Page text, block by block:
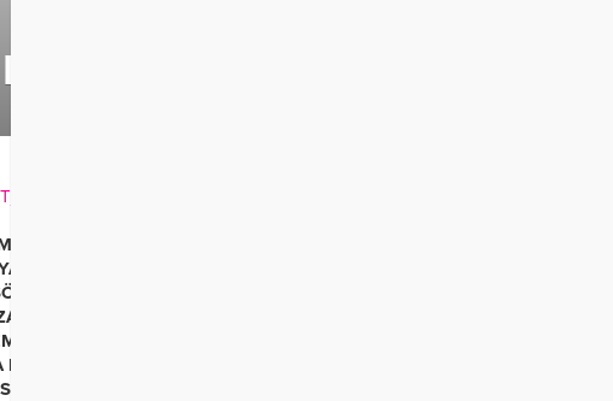
MUNKANÉLKÜLISÉGÉT!
ÉS PÉNZÜGYI NEHÉZSÉGEKET KETTEN ÖSSZEFOGVA
OLDHATJÁTOK MEG, MIKÖZBEN ÖSSZETARTOZÁSOTOK
ÉS ÚJRA SIKERESNEK ÉREZHETITEK SZÖVETSÉGETEKET.
AZ ÁLLÁSVESZTÉS FELDOLGOZÁSA? A MUNKANÉLKÜLISÉG
ÉLETÉBEN ÉRZELMI ÉS ANYAGI VESZTESÉGET JELENT ÉS
PÁR ÉLETÉT, A CSALÁDOT ÉRINTŐ VÁLSÁG IS. UGYANÚGY, MINT
BÁRMILYEN VESZTESÉGET, AZ ÁLLÁSVESZTÉST IS FEL